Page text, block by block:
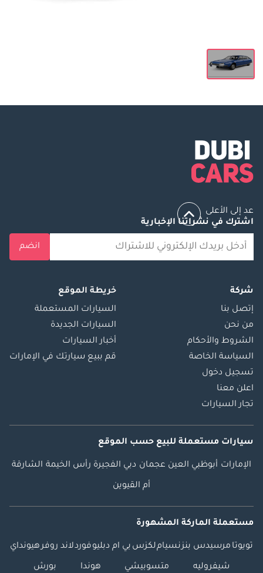
عد إلى الأعلى
اشترك في نشراتنا الإخبارية
انضم
شركة
إتصل بنا
من نحن
الشروط والأحكام
السياسة الخاصة
تسجيل دخول
اعلن معنا
تجار السيارات
خريطة الموقع
السيارات المستعملة
السيارات الجديدة
أخبار السيارات
قم ببيع سيارتك في الإمارات
سيارات مستعملة للبيع حسب الموقع
الإمارات أبوظبي العين عجمان دبي الفجيرة رأس الخيمة الشارقة
أم القيوين
مستعملة الماركة المشهورة
تويوتا مرسيدس بنزنسياملكزس بي ام دبليوفوردلاند روفرهيونداي
شيفروليه متسوبيشي هوندا بورش